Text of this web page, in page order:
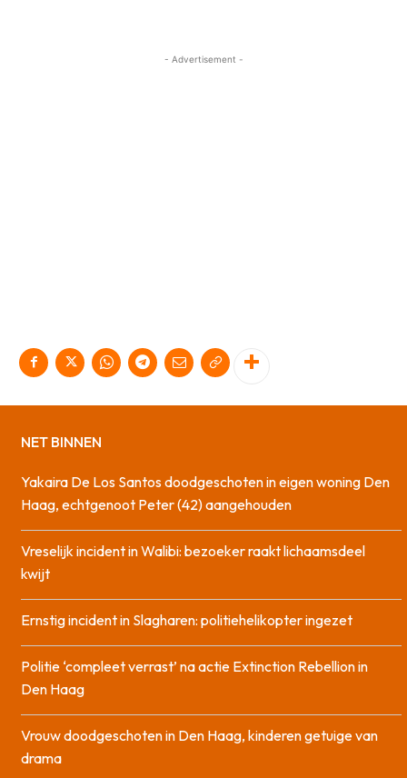
- Advertisement -
NET BINNEN
Yakaira De Los Santos doodgeschoten in eigen woning Den
Haag, echtgenoot Peter (42) aangehouden
Vreselijk incident in Walibi: bezoeker raakt lichaamsdeel
kwijt
Ernstig incident in Slagharen: politiehelikopter ingezet
Politie ‘compleet verrast’ na actie Extinction Rebellion in
Den Haag
Vrouw doodgeschoten in Den Haag, kinderen getuige van
drama